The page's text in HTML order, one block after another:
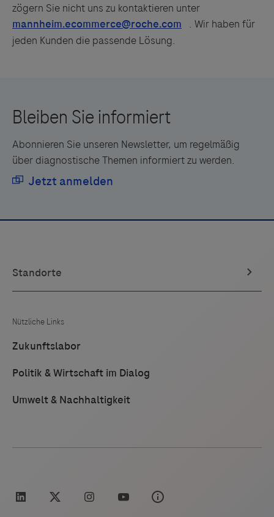
zögern Sie nicht uns zu kontaktieren unter
. Wir haben für
jeden Kunden die passende Lösung.
Abonnieren Sie unseren Newsletter, um regelmäßig
über diagnostische Themen informiert zu werden.